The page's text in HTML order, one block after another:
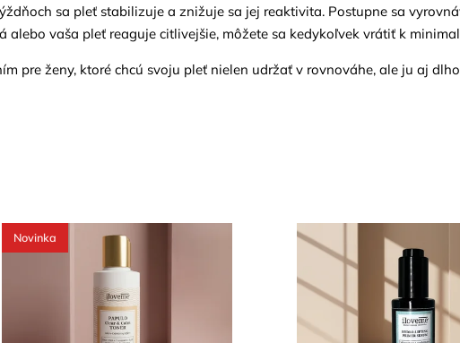
sa pleť stabilizuje a znižuje sa jej reaktivita. Postupne sa
alebo vaša pleť reaguje citlivejšie, môžete sa kedykoľvek vrátiť k
pre ženy, ktoré chcú svoju pleť nielen udržať v rovnováhe, ale ju aj
Novinka